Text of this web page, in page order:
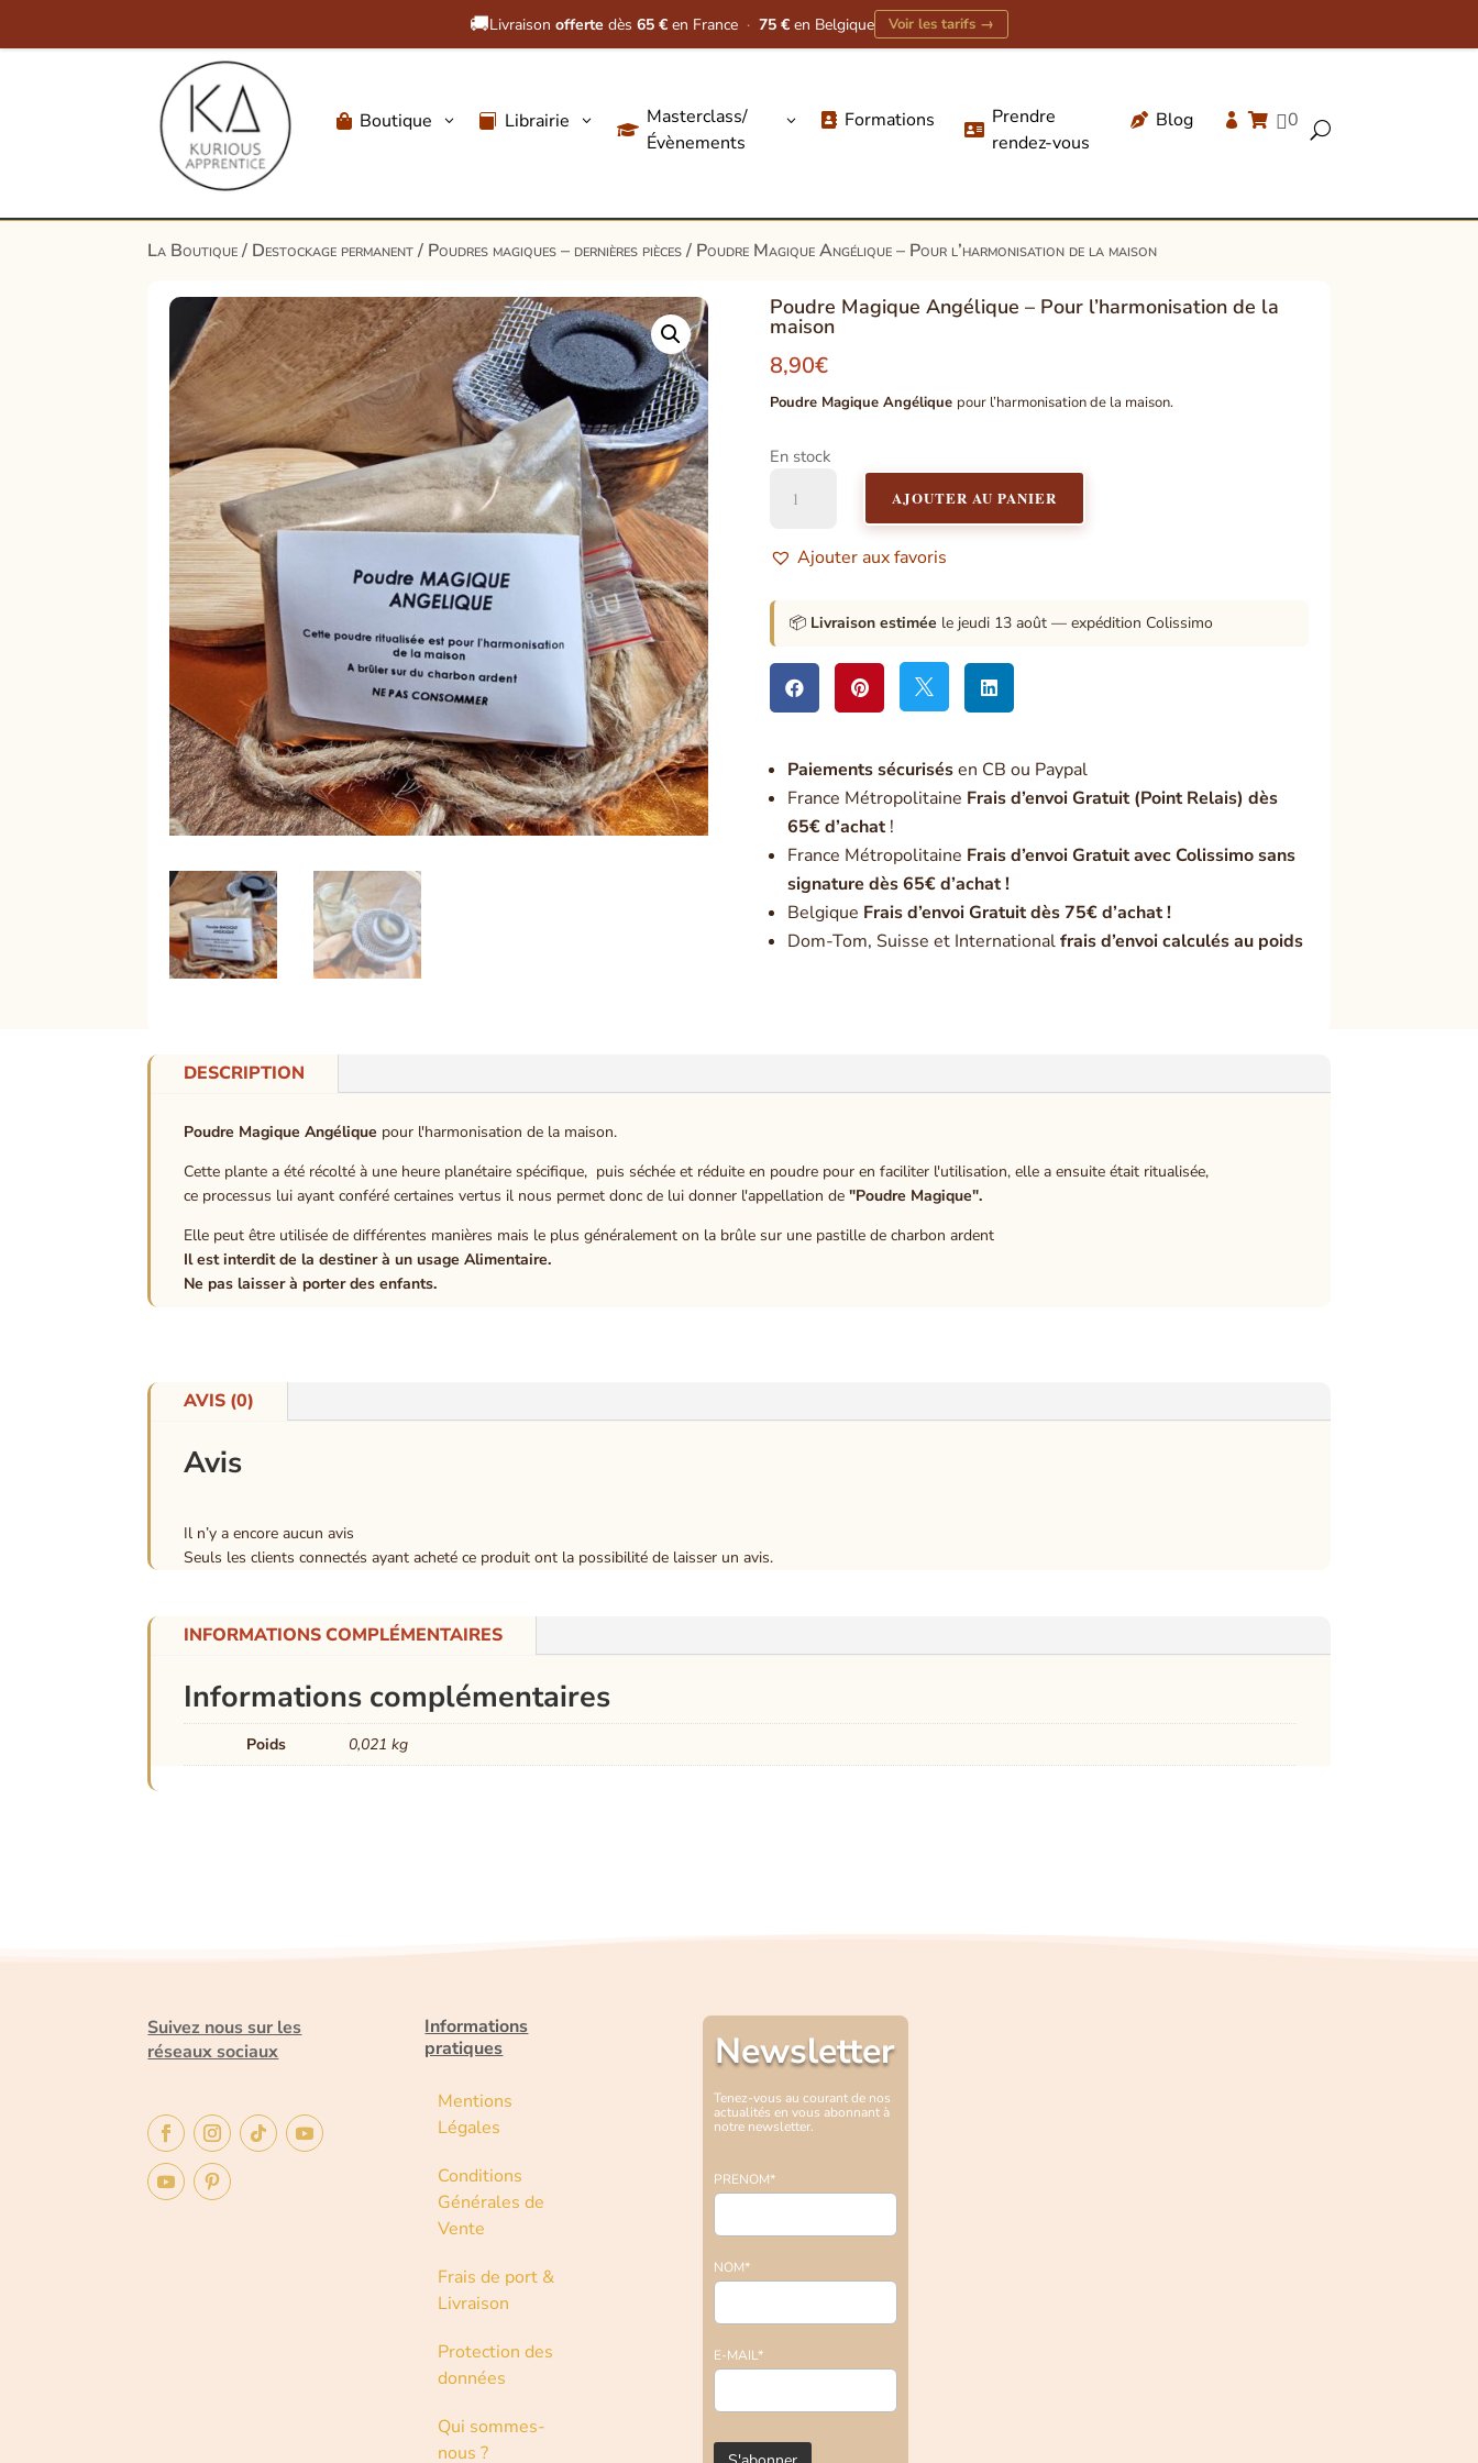
🚚Livraison offerte dès 65 € en France · 75 € en Belgique Voir les tarifs →
 Boutique 3  Librairie 3

Masterclass/
Évènements
3  Formations 
Prendre
rendez-vous
 Blog   0 U
produits
La Boutique/ Destockage permanent/ Poudres magiques – dernières pièces/ Poudre Magique Angélique – Pour l’harmonisation de la maison
Poudre Magique Angélique – Pour l’harmonisation de la
maison
8,90€
Poudre Magique Angélique pour l’harmonisation de la maison.
En stock
Magique
-
Pour
l'harmonisation
de
AJOUTER AU PANIER
Ajouter aux favoris
📦 Livraison estimée le jeudi 13 août — expédition Colissimo
   
Paiements sécurisésen CB ou Paypal
France Métropolitaine Frais d’envoi Gratuit (Point Relais) dès
65€ d’achat!
France Métropolitaine Frais d’envoi Gratuit avec Colissimo sans
signature dès 65€ d’achat !
Belgique Frais d’envoi Gratuit dès 75€ d’achat !
Dom-Tom, Suisse et Internationalfrais d’envoi calculés au poids
DESCRIPTION
Poudre Magique Angélique pour l'harmonisation de la maison.
Cette plante a été récolté à une heure planétaire spécifique, puis séchée et réduite en poudre pour en faciliter l'utilisation, elle a ensuite était ritualisée,
ce processus lui ayant conféré certaines vertus il nous permet donc de lui donner l'appellation de"Poudre Magique".
Elle peut être utilisée de différentes manières mais le plus généralement on la brûle sur une pastille de charbon ardent
Il est interdit de la destiner à un usage Alimentaire.
Ne pas laisser à porter des enfants.
AVIS (0)
Avis
Il n’y a encore aucun avis
Seuls les clients connectés ayant acheté ce produit ont la possibilité de laisser un avis.
INFORMATIONS COMPLÉMENTAIRES
Informations complémentaires
Poids 0,021 kg
Suivez nous sur les
réseaux sociaux
Informations
pratiques
Mentions
Légales
Conditions
Générales de
Vente
Frais de port &
Livraison
Protection des
données
Qui sommes-
nous ?
Newsletter
Tenez-vous au courant de nos
actualités en vous abonnant à
notre newsletter.
PRENOM*
NOM*
E-MAIL*